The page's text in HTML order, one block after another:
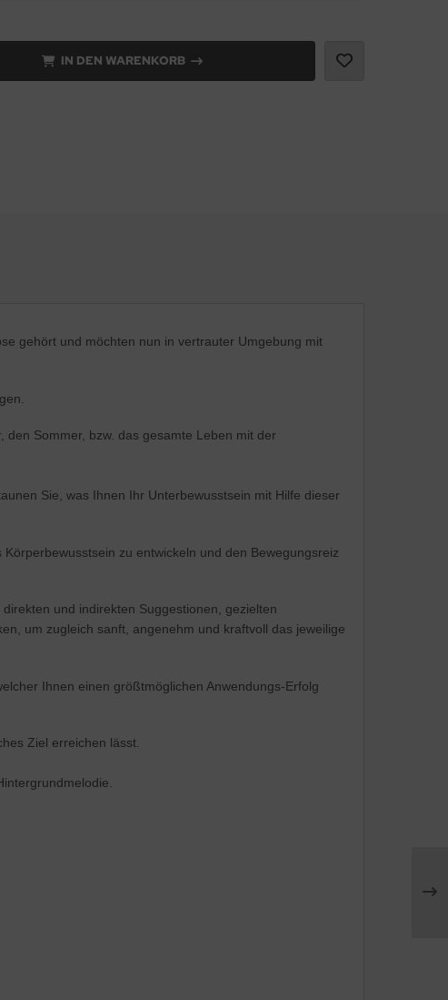
IN DEN WARENKORB
gehört und möchten nun in vertrauter Umgebung mit
Sommer, bzw. das gesamte Leben mit der
Sie, was Ihnen Ihr Unterbewusstsein mit Hilfe dieser
zu entwickeln und den Bewegungsreiz
und indirekten Suggestionen, gezielten
um zugleich sanft, angenehm und kraftvoll das jeweilige
Ihnen einen größtmöglichen Anwendungs-Erfolg
Ziel erreichen lässt.